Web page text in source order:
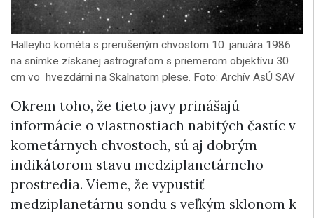
Halleyho kométa s prerušeným chvostom 10. januára 1986
na snímke získanej astrografom s priemerom objektívu 30
cm vo hvezdárni na Skalnatom plese. Foto: Archív AsÚ SAV
Okrem toho, že tieto javy prinášajú
informácie o vlastnostiach nabitých častíc v
kometárnych chvostoch, sú aj dobrým
indikátorom stavu medziplanetárneho
prostredia. Vieme, že vypustiť
medziplanetárnu sondu s veľkým sklonom k